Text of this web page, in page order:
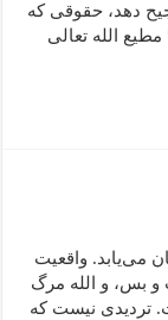
دهد، حقوقی که
الله تعالی
می‌یابد. واقعیت
بس، و الله مرگ
تردیدی نیست که